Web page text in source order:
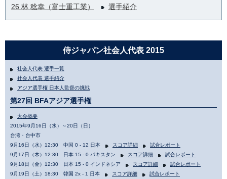
26 林 稔幸（富士重工業）
選手紹介
侍ジャパン社会人代表 2015
社会人代表 選手一覧
社会人代表 選手紹介
アジア選手権 日本人監督の挑戦
第27回 BFAアジア選手権
大会概要
2015年9月16日（水）～20日（日）
台湾・台中市
9月16日（水）12:30 中国 0 - 12 日本
スコア詳細
試合レポート
9月17日（木）12:30 日本 15 - 0 パキスタン
スコア詳細
試合レポート
9月18日（金）12:30 日本 15 - 0 インドネシア
スコア詳細
試合レポート
9月19日（土）18:30 韓国 2x - 1 日本
スコア詳細
試合レポート